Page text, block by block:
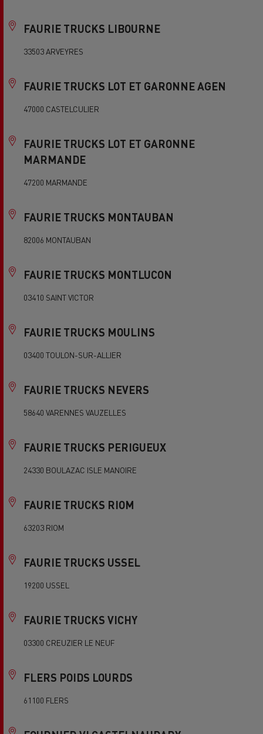
FAURIE TRUCKS LIBOURNE
33503 ARVEYRES
FAURIE TRUCKS LOT ET GARONNE AGEN
47000 CASTELCULIER
FAURIE TRUCKS LOT ET GARONNE
MARMANDE
47200 MARMANDE
FAURIE TRUCKS MONTAUBAN
82006 MONTAUBAN
FAURIE TRUCKS MONTLUCON
03410 SAINT VICTOR
FAURIE TRUCKS MOULINS
03400 TOULON-SUR-ALLIER
FAURIE TRUCKS NEVERS
58640 VARENNES VAUZELLES
FAURIE TRUCKS PERIGUEUX
24330 BOULAZAC ISLE MANOIRE
FAURIE TRUCKS RIOM
63203 RIOM
FAURIE TRUCKS USSEL
19200 USSEL
FAURIE TRUCKS VICHY
03300 CREUZIER LE NEUF
FLERS POIDS LOURDS
61100 FLERS